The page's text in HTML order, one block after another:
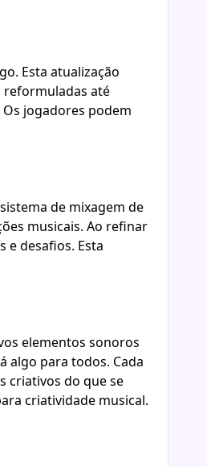
Esta atualização
reformuladas até
jogadores podem
de mixagem de
musicais. Ao refinar
e desafios. Esta
elementos sonoros
algo para todos. Cada
criativos do que se
criatividade musical.